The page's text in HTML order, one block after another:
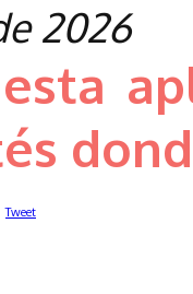
2026
esta
Tweet